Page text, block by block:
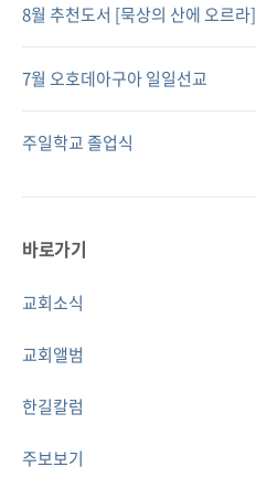
8월 추천도서 [묵상의 산에 오르라]
7월 오호데아구아 일일선교
주일학교 졸업식
바로가기
교회소식
교회앨범
한길칼럼
주보보기